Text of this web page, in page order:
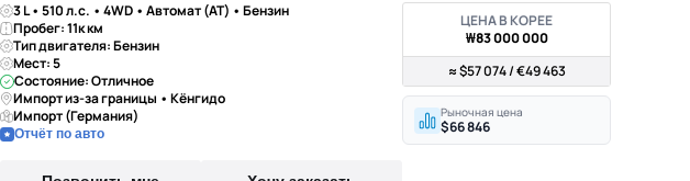
3 L • 510 л.с. • 4WD • Автомат (AT) • Бензин
Пробег: 11к км
Тип двигателя: Бензин
Мест: 5
Состояние: Отличное
Импорт из-за границы • Кёнгидо
Импорт (Германия)
Отчёт по авто
ЦЕНА В КОРЕЕ
₩83 000 000
≈ $57 074 / €49 463
Рыночная цена
$66 846